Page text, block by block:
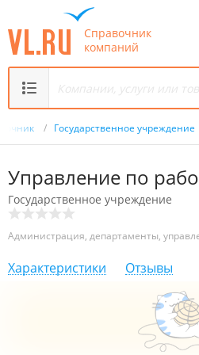
Справочник
компаний
/ Государственное учреждение
Управление по
Государственное учреждение
Администрация, департаменты,
Характеристики Отзывы